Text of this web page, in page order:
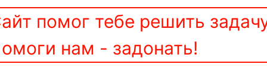
помог тебе решить
нам - задонать!